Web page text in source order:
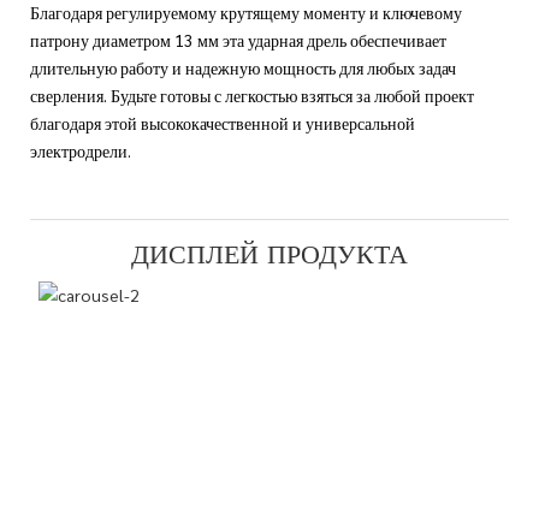
Благодаря регулируемому крутящему моменту и ключевому
патрону диаметром 13 мм эта ударная дрель обеспечивает
длительную работу и надежную мощность для любых задач
сверления. Будьте готовы с легкостью взяться за любой проект
благодаря этой высококачественной и универсальной
электродрели.
ДИСПЛЕЙ ПРОДУКТА